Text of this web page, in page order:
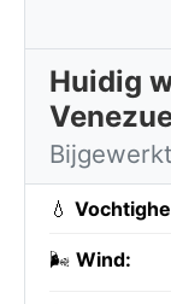
Huidig
💧
🌬️ Wind: